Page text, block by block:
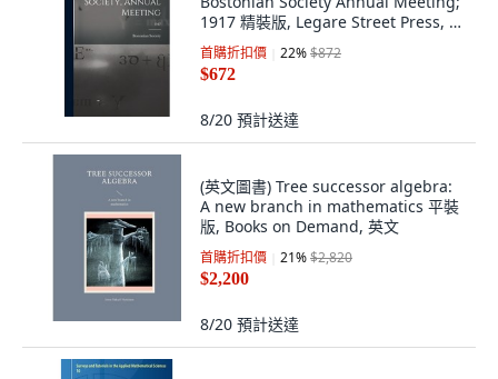
1917 精裝版, Legare Street Press, 英
文
首購折扣價 22%$872
$672
8/20 預計送達
(英文圖書) Tree successor algebra:
A new branch in mathematics 平裝
版, Books on Demand, 英文
首購折扣價 21%$2,820
$2,200
8/20 預計送達